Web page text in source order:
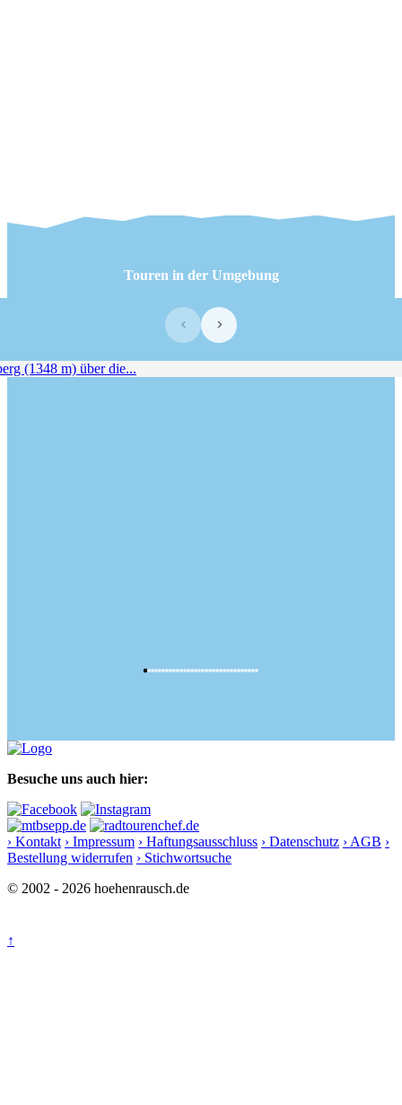
Touren in der Umgebung
‹ ›
Besuche uns auch hier:
› Kontakt › Impressum › Haftungsausschluss › Datenschutz › AGB ›
Bestellung widerrufen › Stichwortsuche
© 2002 - 2026 hoehenrausch.de
↑